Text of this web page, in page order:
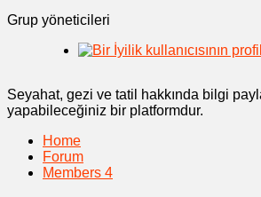
Grup yöneticileri
Seyahat, gezi ve tatil hakkında bilgi
yapabileceğiniz bir platformdur.
Home
Forum
Members 4